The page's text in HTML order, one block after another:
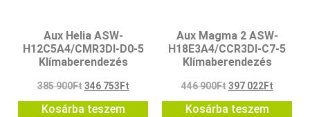
Aux Helia ASW-
H12C5A4/CMR3DI-D0-5
Klímaberendezés
385 900Ft 346 753 Ft
Kosárba teszem
Aux Magma 2 ASW-
H18E3A4/CCR3DI-C7-5
Klímaberendezés
446 900Ft 397 022Ft
Kosárba teszem